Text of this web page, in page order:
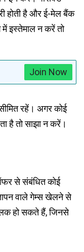
होती है और ई-मेल बैंक
में इस्तेमाल न करें तो
Join Now
रहें। अगर कोई
है तो साझा न करें।
से संबंधित कोई
वाले गेम्स खेलने से
हो सकते हैं, जिनसे